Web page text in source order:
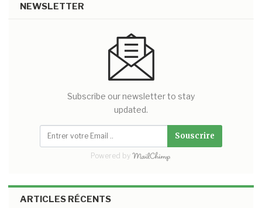
NEWSLETTER
Subscribe our newsletter to stay
updated.
Souscrire
Powered by
ARTICLES RÉCENTS